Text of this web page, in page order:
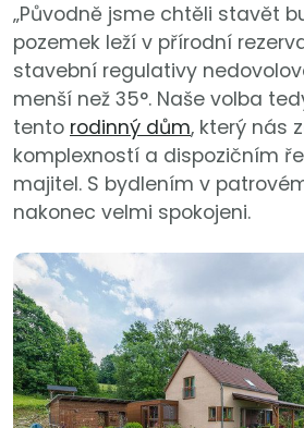
„Původně jsme chtěli stavět
pozemek leží v přírodní
stavební regulativy
menší než 35°. Naše volba
tento rodinný dům, který nás
komplexností a dispozičním
majitel. S bydlením v
nakonec velmi spokojeni.